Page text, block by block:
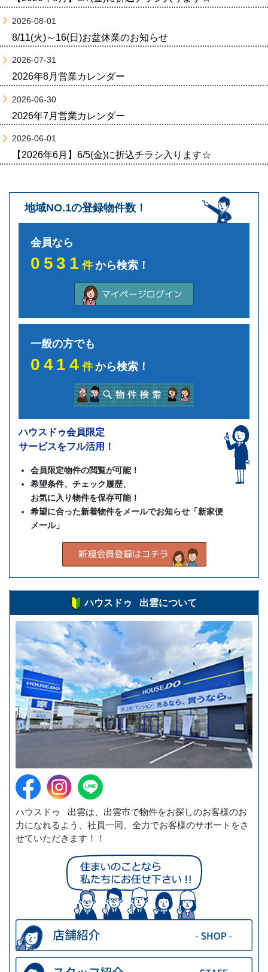
2026-08-01
8/11(火)～16(日)お盆休業のお知らせ
2026-07-31
2026年8月営業カレンダー
2026-06-30
2026年7月営業カレンダー
2026-06-01
【2026年6月】6/5(金)に折込チラシ入ります☆
地域NO.1の登録物件数！
会員なら
0531件から検索！
一般の方でも
0414件から検索！
ハウスドゥ会員限定
サービスをフル活用！
会員限定物件の閲覧が可能！
希望条件、チェック履歴、
お気に入り物件を保存可能！
希望に合った新着物件をメールでお知らせ「新家便
メール」
ハウスドゥ 出雲について
ハウスドゥ 出雲は、出雲市で物件をお探しのお客様のお
力になれるよう、社員一同、全力でお客様のサポートをさ
せていただきます！！